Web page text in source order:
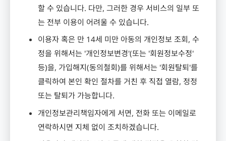
할 수 있습니다. 다만, 그러한 경우 서비스의 일부 또
는 전부 이용이 어려울 수 있습니다.
이용자 혹은 만 14세 미만 아동의 개인정보 조회, 수
정을 위해서는 '개인정보변경'(또는 '회원정보수정'
등)을, 가입해지(동의철회)를 위해서는 '회원탈퇴'를
클릭하여 본인 확인 절차를 거친 후 직접 열람, 정정
또는 탈퇴가 가능합니다.
개인정보관리책임자에게 서면, 전화 또는 이메일로
연락하시면 지체 없이 조치하겠습니다.